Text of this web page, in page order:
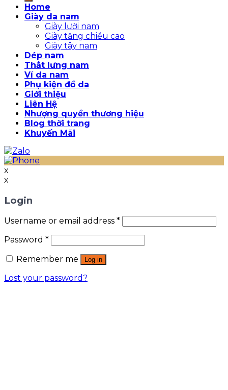
Home
Giày da nam
Giày lười nam
Giày tăng chiều cao
Giày tây nam
Dép nam
Thắt lưng nam
Ví da nam
Phụ kiện đồ da
Giới thiệu
Liên Hệ
Nhượng quyền thương hiệu
Blog thời trang
Khuyến Mãi
x
x
Login
Username or email address *
Password *
Remember me
Log in
Lost your password?